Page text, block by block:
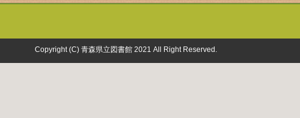
Copyright (C) 青森県立図書館 2021 All Right Reserved.